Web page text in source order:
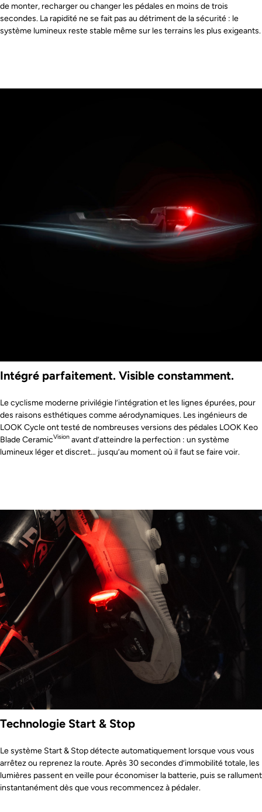
de monter, recharger ou changer les pédales en moins de trois
secondes. La rapidité ne se fait pas au détriment de la sécurité : le
système lumineux reste stable même sur les terrains les plus exigeants.
Intégré parfaitement. Visible constamment.
Le cyclisme moderne privilégie l’intégration et les lignes épurées, pour
des raisons esthétiques comme aérodynamiques. Les ingénieurs de
LOOK Cycle ont testé de nombreuses versions des pédales LOOK Keo
Blade CeramicVision avant d’atteindre la perfection : un système
lumineux léger et discret… jusqu’au moment où il faut se faire voir.
Technologie Start & Stop
Le système Start & Stop détecte automatiquement lorsque vous vous
arrêtez ou reprenez la route. Après 30 secondes d’immobilité totale, les
lumières passent en veille pour économiser la batterie, puis se rallument
instantanément dès que vous recommencez à pédaler.